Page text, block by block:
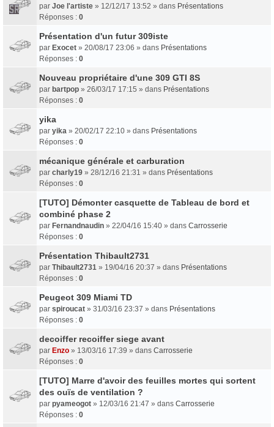
par Joe l'artiste » 12/12/17 13:52 » dans Présentations
Réponses : 0
Présentation d'un futur 309iste
par Exocet » 20/08/17 23:06 » dans Présentations
Réponses : 0
Nouveau propriétaire d'une 309 GTI 8S
par bartpop » 26/03/17 17:15 » dans Présentations
Réponses : 0
yika
par yika » 20/02/17 22:10 » dans Présentations
Réponses : 0
mécanique générale et carburation
par charly19 » 28/12/16 21:31 » dans Présentations
Réponses : 0
[TUTO] Démonter casquette de Tableau de bord et
combiné phase 2
par Fernandnaudin » 22/04/16 15:40 » dans Carrosserie
Réponses : 0
Présentation Thibault2731
par Thibault2731 » 19/04/16 20:37 » dans Présentations
Réponses : 0
Peugeot 309 Miami TD
par spiroucat » 31/03/16 23:37 » dans Présentations
Réponses : 0
decoiffer recoiffer siege avant
par Enzo » 13/03/16 17:39 » dans Carrosserie
Réponses : 0
[TUTO] Marre d'avoir des feuilles mortes qui sortent
des ouïs de ventilation ?
par pyameogot » 12/03/16 21:47 » dans Carrosserie
Réponses : 0